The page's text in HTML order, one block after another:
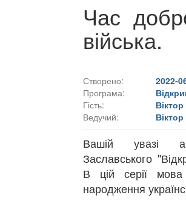
Час
війська.
Створено:
2022-
Програма:
Гість:
Ведучий:
Вашій увазі
Заславського
В цій серії
народження